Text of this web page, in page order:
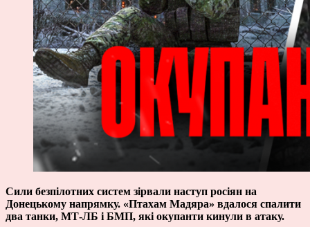
Сили безпілотних систем зірвали наступ росіян на
Донецькому напрямку. «Птахам Мадяра» вдалося спалити
два танки, МТ-ЛБ і БМП, які окупанти кинули в атаку.